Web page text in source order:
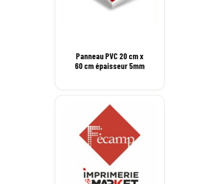
Panneau PVC 20 cm x
60 cm épaisseur 5mm